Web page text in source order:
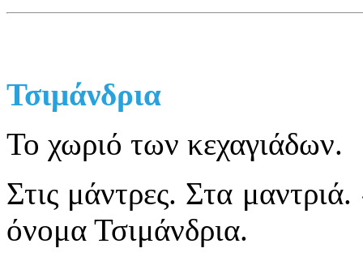
Τσιμάνδρια
Το χωριό των κεχαγιάδων.
Στις μάντρες. Στα
όνομα Τσιμάνδρια.